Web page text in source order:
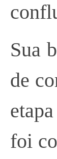
Sua
de
foi